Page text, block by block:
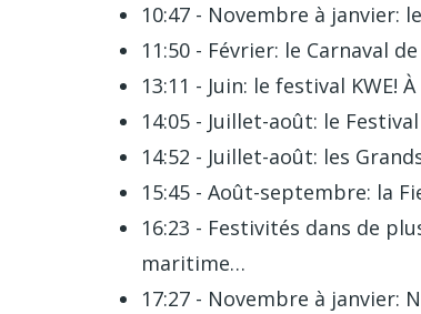
10:47 - Novembre à janvier:
11:50 - Février: le Carnaval
13:11 - Juin: le festival
14:05 - Juillet-août: le
14:52 - Juillet-août: les
15:45 - Août-septembre: la
16:23 - Festivités dans de
maritime…
17:27 - Novembre à janvier: